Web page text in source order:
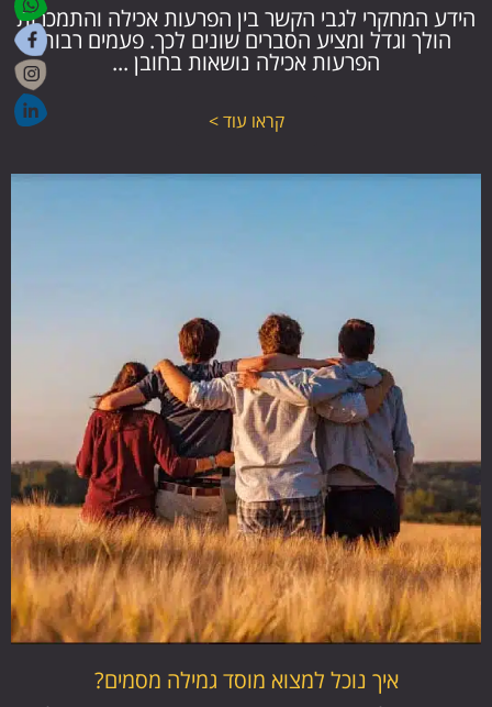
הידע המחקרי לגבי הקשר בין הפרעות אכילה והתמכרות
הולך וגדל ומציע הסברים שונים לכך. פעמים רבות
הפרעות אכילה נושאות בחובן ...
קראו עוד >
איך נוכל למצוא מוסד גמילה מסמים?